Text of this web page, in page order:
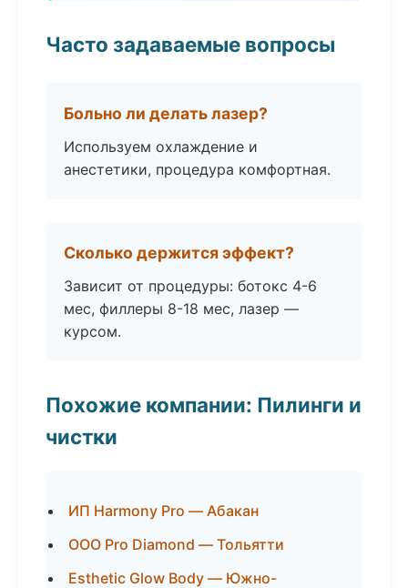
Часто задаваемые вопросы
Больно ли делать лазер?
Используем охлаждение и
анестетики, процедура комфортная.
Сколько держится эффект?
Зависит от процедуры: ботокс 4-6
мес, филлеры 8-18 мес, лазер —
курсом.
Похожие компании: Пилинги и
чистки
ИП Harmony Pro — Абакан
ООО Pro Diamond — Тольятти
Esthetic Glow Body — Южно-